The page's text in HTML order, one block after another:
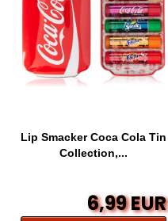
Lip Smacker Coca Cola Tin
Collection,...
6,99 EUR